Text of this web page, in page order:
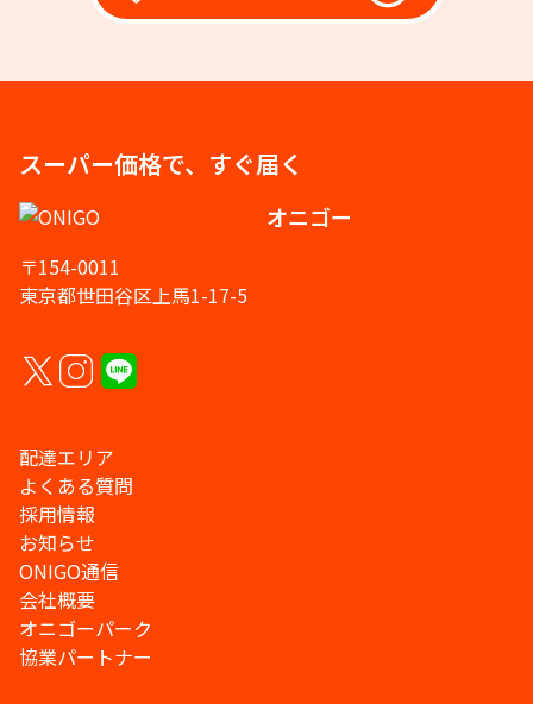
スーパー価格で、すぐ届く
オニゴー
〒154-0011
東京都世田谷区上馬1-17-5
配達エリア
よくある質問
採用情報
お知らせ
ONIGO通信
会社概要
オニゴーパーク
協業パートナー